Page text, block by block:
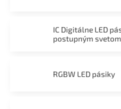
IC Digitálne LED
postupným svetom
RGBW LED pásiky